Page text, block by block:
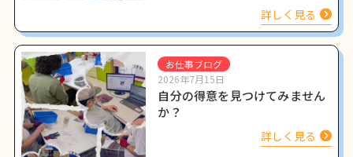
詳しく見る
お仕事ブログ
2026年7月15日
自分の得意を見つけてみません
か？
詳しく見る